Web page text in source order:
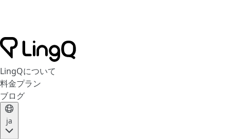
LingQについて
料金プラン
ブログ
ja